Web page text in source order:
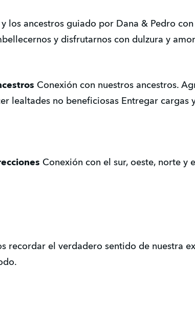
los ancestros guiado por Dana & Pedro
y disfrutarnos con dulzura y
Conexión con nuestros ancestros.
lealtades no beneficiosas Entregar cargas
Conexión con el sur, oeste, norte y
recordar el verdadero sentido de nuestra